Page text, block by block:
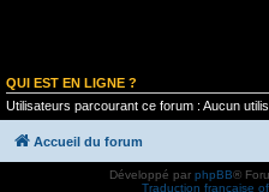
QUI EST EN LIGNE ?
Utilisateurs parcourant ce forum : Aucun
Accueil du forum
Développé par phpBB®
Traduction française